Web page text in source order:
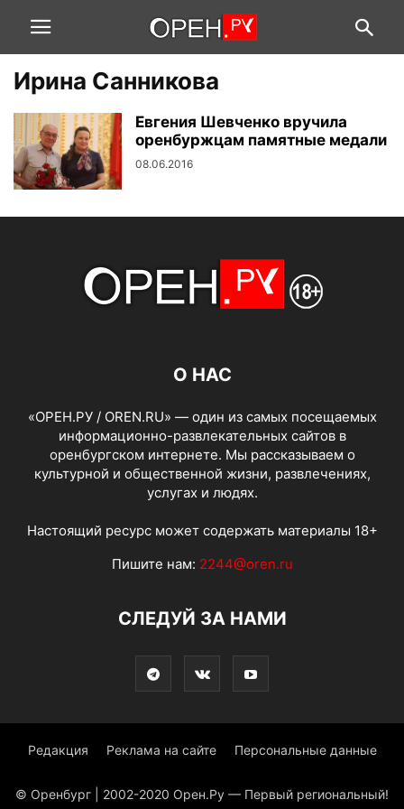
Ирина Санникова
Евгения Шевченко вручила
оренбуржцам памятные медали
08.06.2016
О НАС
«ОРЕН.РУ / OREN.RU» — один из самых посещаемых
информационно-развлекательных сайтов в
оренбургском интернете. Мы рассказываем о
культурной и общественной жизни, развлечениях,
услугах и людях.
Настоящий ресурс может содержать материалы 18+
Пишите нам: 2244@oren.ru
СЛЕДУЙ ЗА НАМИ
Редакция Реклама на сайте Персональные данные
© Оренбург | 2002-2020 Орен.Ру — Первый региональный!